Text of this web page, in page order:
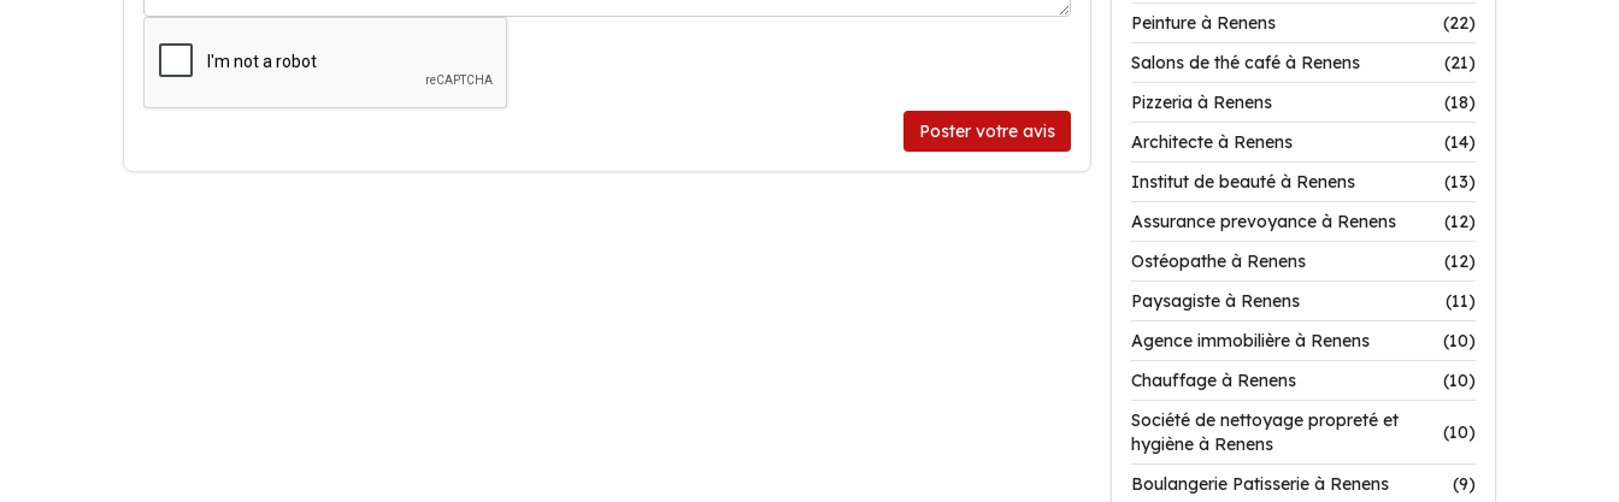
Poster votre avis
Peinture à Renens
(22)
Salons de thé café à Renens
(21)
Pizzeria à Renens
(18)
Architecte à Renens
(14)
Institut de beauté à Renens
(13)
Assurance prevoyance à Renens
(12)
Ostéopathe à Renens
(12)
Paysagiste à Renens
(11)
Agence immobilière à Renens
(10)
Chauffage à Renens
(10)
Société de nettoyage propreté et
hygiène à Renens
(10)
Boulangerie Patisserie à Renens
(9)